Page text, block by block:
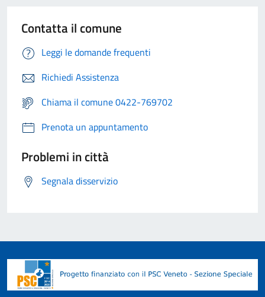
Contatta il comune
Leggi le domande frequenti
Richiedi Assistenza
Chiama il comune 0422-769702
Prenota un appuntamento
Problemi in città
Segnala disservizio